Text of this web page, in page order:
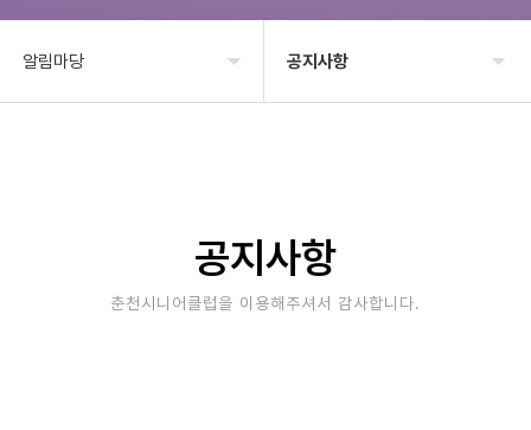
알림마당 공지사항
보도자료
사진&영상
공지사항
춘천시니어클럽을 이용해주셔서 감사합니다.